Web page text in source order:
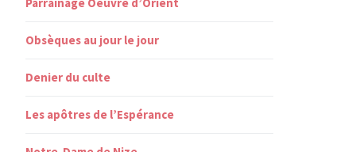
Obsèques au jour le jour
Denier du culte
Les apôtres de l’Espérance